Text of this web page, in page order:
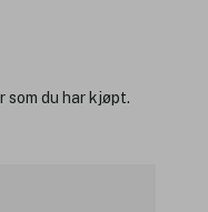
du har kjøpt.